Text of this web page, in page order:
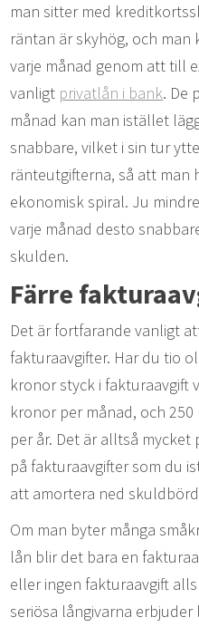
man sitter med
räntan är skyhög, och man
varje månad genom att till
vanligt privatlån i bank. De
månad kan man istället
snabbare, vilket i sin tur
ränteutgifterna, så att man
ekonomisk spiral. Ju
varje månad desto
skulden.
Färre
Det är fortfarande vanligt
fakturaavgifter. Har du tio
kronor styck i fakturaavgift
kronor per månad, och
per år. Det är alltså mycket
på fakturaavgifter som du
att amortera ned
Om man byter många
lån blir det bara en
eller ingen fakturaavgift
seriösa långivarna